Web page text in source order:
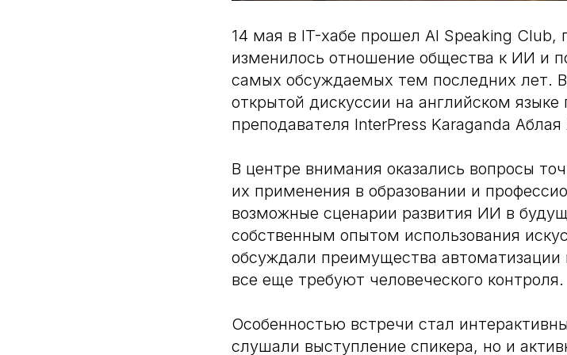
14 мая в IT-хабе прошел AI Speaking Club,
изменилось отношение общества к ИИ и
самых обсуждаемых тем последних лет.
открытой дискуссии на английском
преподавателя InterPress Karaganda
В центре внимания оказались вопросы
их применения в образовании и
возможные сценарии развития ИИ в
собственным опытом использования
обсуждали преимущества автоматизации
все еще требуют человеческого контроля.
Особенностью встречи стал
слушали выступление спикера, но и